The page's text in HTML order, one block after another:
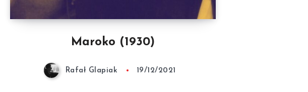
Maroko (1930)
Rafał Glapiak 19/12/2021